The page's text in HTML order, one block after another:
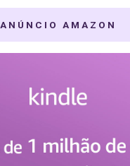
ANÚNCIO AMAZON